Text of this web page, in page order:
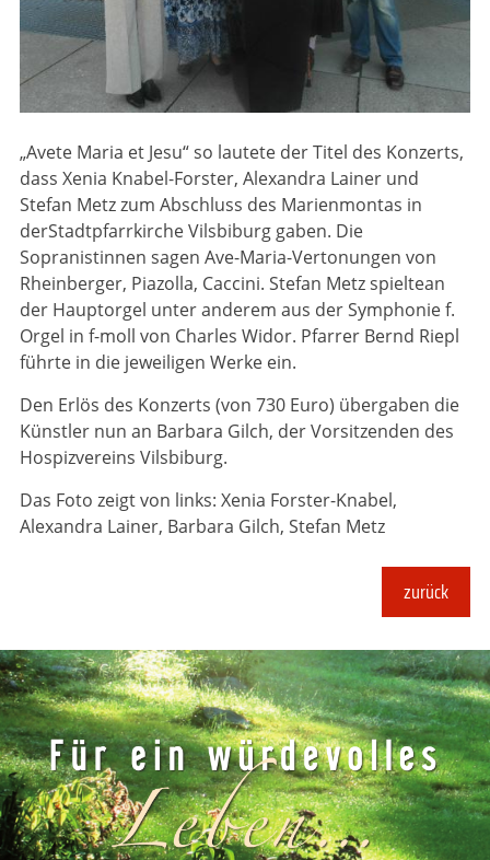
„Avete Maria et Jesu“ so lautete der Titel des Konzerts,
dass Xenia Knabel-Forster, Alexandra Lainer und
Stefan Metz zum Abschluss des Marienmontas in
derStadtpfarrkirche Vilsbiburg gaben. Die
Sopranistinnen sagen Ave-Maria-Vertonungen von
Rheinberger, Piazolla, Caccini. Stefan Metz spieltean
der Hauptorgel unter anderem aus der Symphonie f.
Orgel in f-moll von Charles Widor. Pfarrer Bernd Riepl
führte in die jeweiligen Werke ein.
Den Erlös des Konzerts (von 730 Euro) übergaben die
Künstler nun an Barbara Gilch, der Vorsitzenden des
Hospizvereins Vilsbiburg.
Das Foto zeigt von links: Xenia Forster-Knabel,
Alexandra Lainer, Barbara Gilch, Stefan Metz
zurück